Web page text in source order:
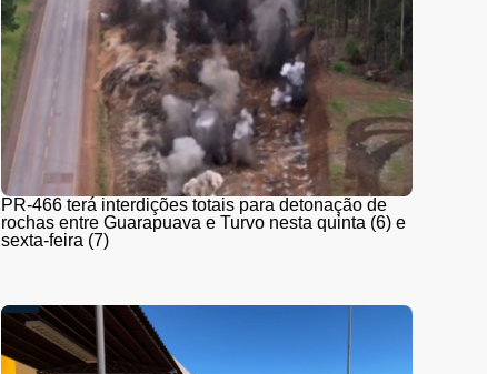
PR-466 terá interdições totais para detonação de
rochas entre Guarapuava e Turvo nesta quinta (6) e
sexta-feira (7)